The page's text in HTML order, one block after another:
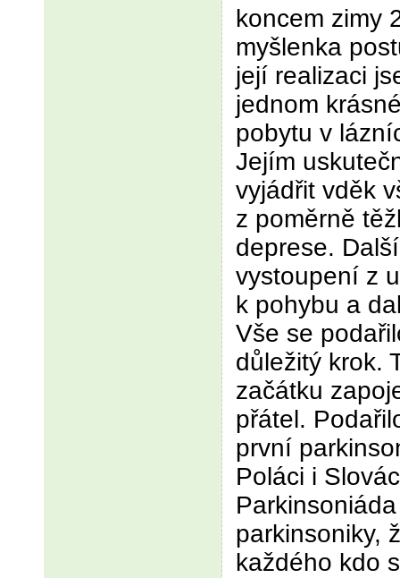
koncem zimy
myšlenka
její realizaci
jednom
pobytu v
Jejím
vyjádřit vděk
z poměrně
deprese.
vystoupení z
k pohybu a
Vše se
důležitý krok.
začátku
přátel.
první
Poláci i
parkinsoniky,
každého kdo